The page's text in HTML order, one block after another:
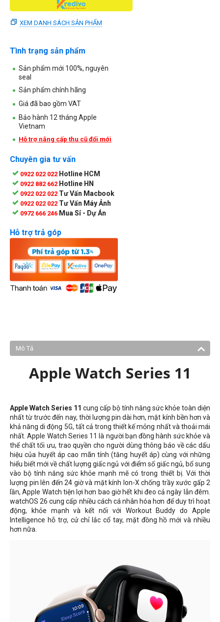
XEM DANH SÁCH SẢN PHẨM
Tình trạng sản phẩm
Sản phẩm mới 100%, nguyên
seal
Sản phẩm chính hãng
Giá đã bao gồm VAT
Bảo hành 12 tháng Apple
Vietnam
Hỗ trợ nâng cấp thu cũ đổi mới
Chuyên gia tư vấn
0922 022 022 Hotline HCM
0922 882 662 Hotline HN
0922 022 022 Tư Vấn Macbook
0922 022 022 Tư Vấn Máy Ảnh
0972 666 246 Mua Sỉ - Dự Án
Hỗ trợ trả góp
Mô Tả
Apple Watch Series 11
Apple Watch Series 11 cung cấp bộ tính năng sức khỏe toàn diện
nhất từ ​​trước đến nay, thời lượng pin dài hơn, mặt kính bền hơn và
khả năng di động 5G, tất cả trong thiết kế mỏng nhất và thoải mái
nhất. Apple Watch Series 11 là người bạn đồng hành sức khỏe và
thể chất tối ưu, trao quyền cho người dùng thông báo về các dấu
hiệu của huyết áp cao mãn tính (tăng huyết áp) cùng với những
hiểu biết mới về chất lượng giấc ngủ với điểm số giấc ngủ, bổ sung
vào bộ tính năng sức khỏe mạnh mẽ có trong thiết bị. Với thời
lượng pin lên đến 24 giờ và mặt kính Ion-X chống trầy xước gấp 2
lần, Apple Watch tiện lợi hơn bao giờ hết khi đeo cả ngày lẫn đêm.
watchOS 26 cung cấp nhiều cách cá nhân hóa hơn để duy trì hoạt
động, khỏe mạnh và kết nối với Workout Buddy do Apple
Intelligence hỗ trợ, cử chỉ lắc cổ tay, mặt đồng hồ mới và nhiều
hơn nữa.